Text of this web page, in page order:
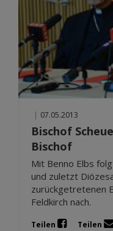
| 07.05.2013
Bischof
Bischof
Mit Benno Elbs
und zuletzt
zurückgetretenen
Feldkirch nach.
Teilen Teilen